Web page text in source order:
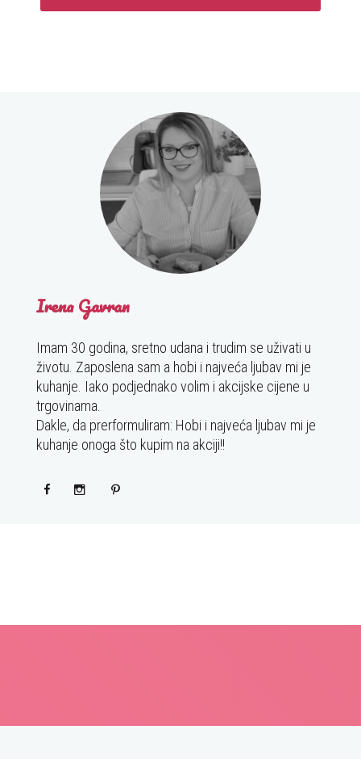
Irena Gavran
Imam 30 godina, sretno udana i trudim se uživati u
životu. Zaposlena sam a hobi i najveća ljubav mi je
kuhanje. Iako podjednako volim i akcijske cijene u
trgovinama.
Dakle, da prerformuliram: Hobi i najveća ljubav mi je
kuhanje onoga što kupim na akciji!!